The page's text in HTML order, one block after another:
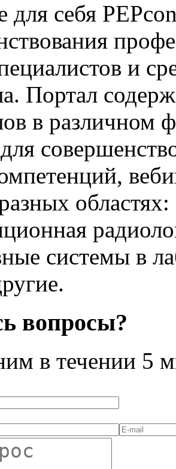
для себя
и
Портал
в различном
системы в
вопросы?
в течении 5